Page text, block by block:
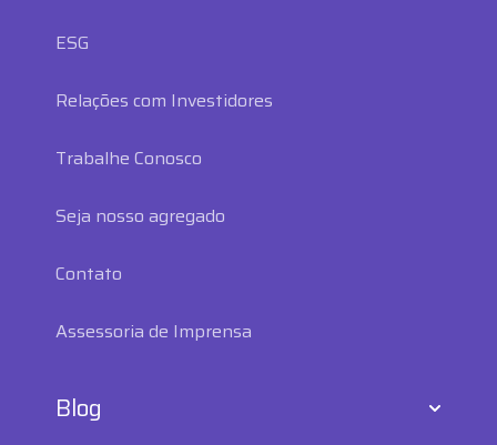
ESG
Relações com Investidores
Trabalhe Conosco
Seja nosso agregado
Contato
Assessoria de Imprensa
Blog